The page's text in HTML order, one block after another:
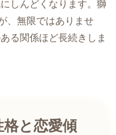
しんどくなります。獅
、無限ではありませ
る関係ほど長続きしま
と恋愛傾